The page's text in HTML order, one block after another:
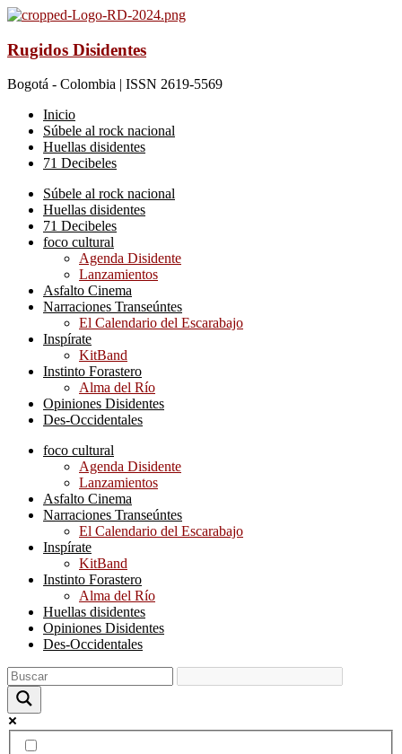
Rugidos Disidentes
Bogotá - Colombia | ISSN 2619-5569
Inicio
Súbele al rock nacional
Huellas disidentes
71 Decibeles
Súbele al rock nacional
Huellas disidentes
71 Decibeles
foco cultural
Agenda Disidente
Lanzamientos
Asfalto Cinema
Narraciones Transeúntes
El Calendario del Escarabajo
Inspírate
KitBand
Instinto Forastero
Alma del Río
Opiniones Disidentes
Des-Occidentales
foco cultural
Agenda Disidente
Lanzamientos
Asfalto Cinema
Narraciones Transeúntes
El Calendario del Escarabajo
Inspírate
KitBand
Instinto Forastero
Alma del Río
Huellas disidentes
Opiniones Disidentes
Des-Occidentales